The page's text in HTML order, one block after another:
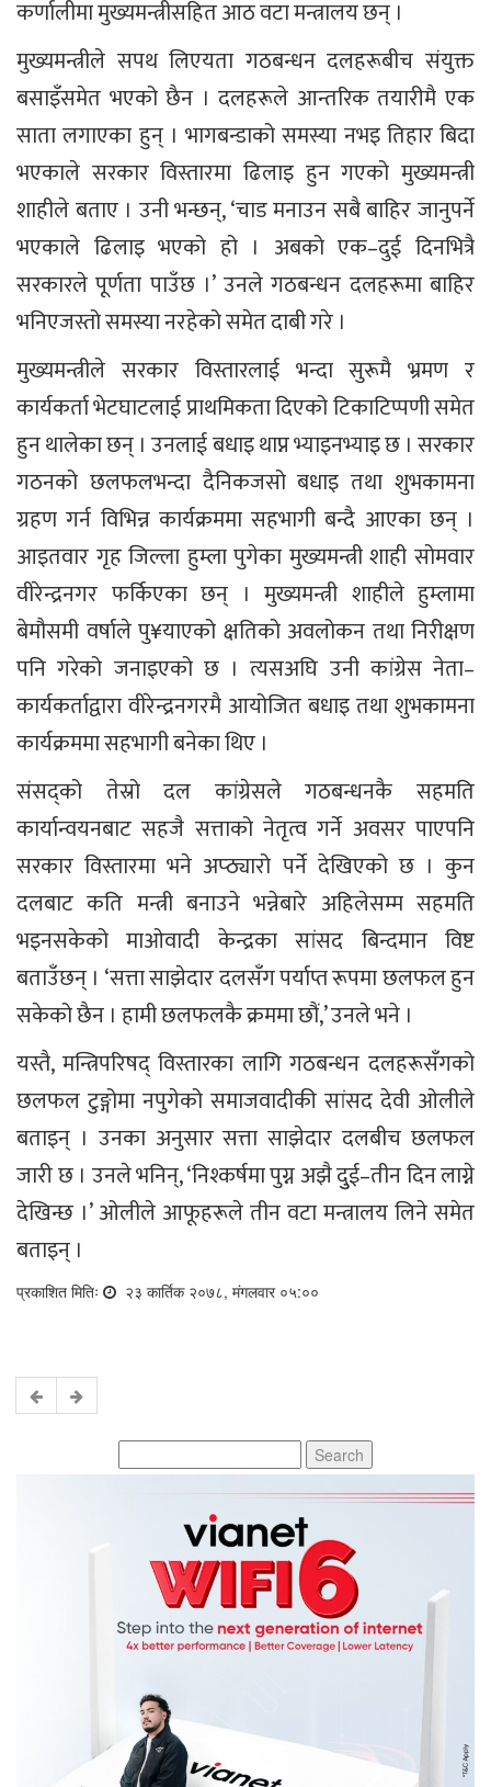
कर्णालीमा मुख्यमन्त्रीसहित आठ वटा मन्त्रालय छन् ।
मुख्यमन्त्रीले सपथ लिएयता गठबन्धन दलहरूबीच संयुक्त
बसाइँसमेत भएको छैन । दलहरूले आन्तरिक तयारीमै एक
साता लगाएका हुन् । भागबन्डाको समस्या नभइ तिहार बिदा
भएकाले सरकार विस्तारमा ढिलाइ हुन गएको मुख्यमन्त्री
शाहीले बताए । उनी भन्छन्, ‘चाड मनाउन सबै बाहिर जानुपर्ने
भएकाले ढिलाइ भएको हो । अबको एक–दुई दिनभित्रै
सरकारले पूर्णता पाउँछ ।’ उनले गठबन्धन दलहरूमा बाहिर
भनिएजस्तो समस्या नरहेको समेत दाबी गरे ।
मुख्यमन्त्रीले सरकार विस्तारलाई भन्दा सुरूमै भ्रमण र
कार्यकर्ता भेटघाटलाई प्राथमिकता दिएको टिकाटिप्पणी समेत
हुन थालेका छन् । उनलाई बधाइ थाप्न भ्याइनभ्याइ छ । सरकार
गठनको छलफलभन्दा दैनिकजसो बधाइ तथा शुभकामना
ग्रहण गर्न विभिन्न कार्यक्रममा सहभागी बन्दै आएका छन् ।
आइतवार गृह जिल्ला हुम्ला पुगेका मुख्यमन्त्री शाही सोमवार
वीरेन्द्रनगर फर्किएका छन् । मुख्यमन्त्री शाहीले हुम्लामा
बेमौसमी वर्षाले पु¥याएको क्षतिको अवलोकन तथा निरीक्षण
पनि गरेको जनाइएको छ । त्यसअघि उनी कांग्रेस नेता–
कार्यकर्ताद्वारा वीरेन्द्रनगरमै आयोजित बधाइ तथा शुभकामना
कार्यक्रममा सहभागी बनेका थिए ।
संसद्को तेस्रो दल कांग्रेसले गठबन्धनकै सहमति
कार्यान्वयनबाट सहजै सत्ताको नेतृत्व गर्ने अवसर पाएपनि
सरकार विस्तारमा भने अप्ठ्यारो पर्ने देखिएको छ । कुन
दलबाट कति मन्त्री बनाउने भन्नेबारे अहिलेसम्म सहमति
भइनसकेको माओवादी केन्द्रका सांसद बिन्दमान विष्ट
बताउँछन् । ‘सत्ता साझेदार दलसँग पर्याप्त रूपमा छलफल हुन
सकेको छैन । हामी छलफलकै क्रममा छौं,’ उनले भने ।
यस्तै, मन्त्रिपरिषद् विस्तारका लागि गठबन्धन दलहरूसँगको
छलफल टुङ्गोमा नपुगेको समाजवादीकी सांसद देवी ओलीले
बताइन् । उनका अनुसार सत्ता साझेदार दलबीच छलफल
जारी छ । उनले भनिन्, ‘निश्कर्षमा पुग्न अझै दुुई–तीन दिन लाग्ने
देखिन्छ ।’ ओलीले आफूहरूले तीन वटा मन्त्रालय लिने समेत
बताइन् ।
प्रकाशित मितिः २३ कार्तिक २०७८, मंगलवार ०५:००
for: